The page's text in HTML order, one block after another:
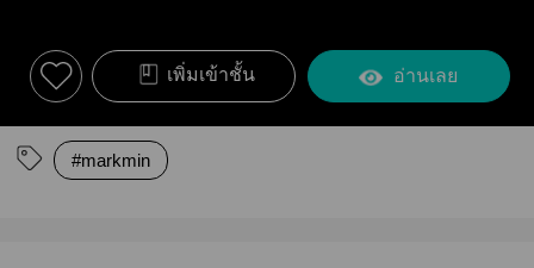
เพิ่มเข้าชั้น อ่านเลย
#markmin